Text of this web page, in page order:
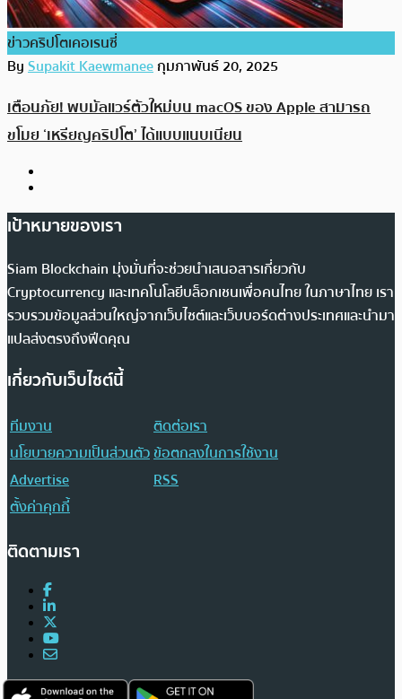
ข่าวคริปโตเคอเรนซี่
BySupakit Kaewmaneeกุมภาพันธ์ 20, 2025
เตือนภัย! พบมัลแวร์ตัวใหม่บน macOS ของ Apple สามารถ
ขโมย ‘เหรียญคริปโต’ ได้แบบแนบเนียน
เป้าหมายของเรา
Siam Blockchain มุ่งมั่นที่จะช่วยนำเสนอสารเกี่ยวกับ
Cryptocurrency และเทคโนโลยีบล็อกเชนเพื่อคนไทย ในภาษาไทย เรา
รวบรวมข้อมูลส่วนใหญ่จากเว็บไซต์และเว็บบอร์ดต่างประเทศและนำมา
แปลส่งตรงถึงฟีดคุณ
เกี่ยวกับเว็บไซต์นี้
ทีมงาน
ติดต่อเรา
นโยบายความเป็นส่วนตัวข้อตกลงในการใช้งาน
Advertise
RSS
ตั้งค่าคุกกี้
ติดตามเรา